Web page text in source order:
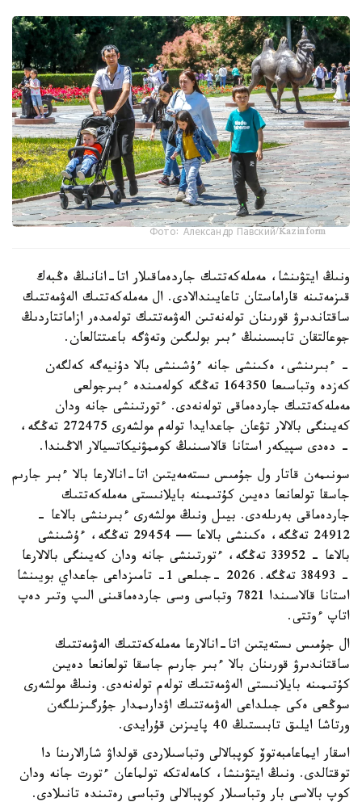
Фото: Александр Павский/Kazinform
ونىڭ ايتۋىنشا، مەملەكەتتىك جاردەماقىلار اتا-انانىڭ ەڭبەك
قىزمەتىنە قاراماستان تاعايىندالادى. ال مەملەكەتتىك الەۋمەتتىك
ساقتاندىرۋ قورىنان تولەنەتىن الەۋمەتتىك تولەمدەر ازاماتتاردىڭ
جوعالتقان تابىسىنىڭ ءبىر بولىگىن وتەۋگە باعىتتالعان.
- ءبىرىنشى، ەكىنشى جانە ءۇشىنشى بالا دۇنيەگە كەلگەن
كەزدە وتباسىعا 164350 تەڭگە كولەمىندە ءبىرجولعى
مەملەكەتتىك جاردەماقى تولەنەدى. ءتورتىنشى جانە ودان
كەيىنگى بالالار تۋعان جاعدايدا تولەم مولشەرى 272475 تەڭگە،
- دەدى سپيكەر استانا قالاسىنىڭ كوممۋنيكاتسيالار الاڭىندا.
سونىمەن قاتار ول جۇمىس ىستەمەيتىن اتا-انالارعا بالا ءبىر جارىم
جاسقا تولعانعا دەيىن كۇتىمىنە بايلانىستى مەملەكەتتىك
جاردەماقى بەرىلەدى. بيىل ونىڭ مولشەرى ءبىرىنشى بالاعا -
24912 تەڭگە، ەكىنشى بالاعا — 29454 تەڭگە، ءۇشىنشى
بالاعا - 33952 تەڭگە، ءتورتىنشى جانە ودان كەيىنگى بالالارعا
- 38493 تەڭگە. 2026 -جىلعى 1- تامىزداعى جاعداي بويىنشا
استانا قالاسىندا 7821 وتباسى وسى جاردەماقىنى الىپ وتىر دەپ
اتاپ ءوتتى.
ال جۇمىس ىستەيتىن اتا-انالارعا مەملەكەتتىك الەۋمەتتىك
ساقتاندىرۋ قورىنان بالا ءبىر جارىم جاسقا تولعانعا دەيىن
كۇتىمىنە بايلانىستى الەۋمەتتىك تولەم تولەنەدى. ونىڭ مولشەرى
سوڭعى ەكى جىلداعى الەۋمەتتىك اۋدارىمدار جۇرگىزىلگەن
ورتاشا ايلىق تابىستىڭ 40 پايىزىن قۇرايدى.
اسقار ايماعامبەتوۆ كوپبالالى وتباسىلاردى قولداۋ شارالارىنا دا
توقتالدى. ونىڭ ايتۋىنشا، كامەلەتكە تولماعان ءتورت جانە ودان
كوپ بالاسى بار وتباسىلار كوپبالالى وتباسى رەتىندە تانىلادى.